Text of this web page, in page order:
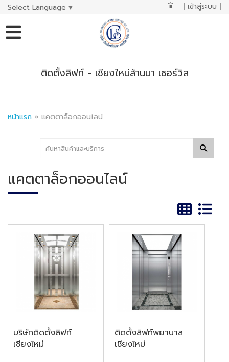
Select Language ▼ | เข้าสู่ระบบ |
ติดตั้งลิฟท์ - เชียงใหม่ล้านนา เซอร์วิส
หน้าแรก » แคตตาล็อกออนไลน์
แคตตาล็อกออนไลน์
บริษัทติดตั้งลิฟท์
เชียงใหม่
ติดตั้งลิฟท์พยาบาล
เชียงใหม่